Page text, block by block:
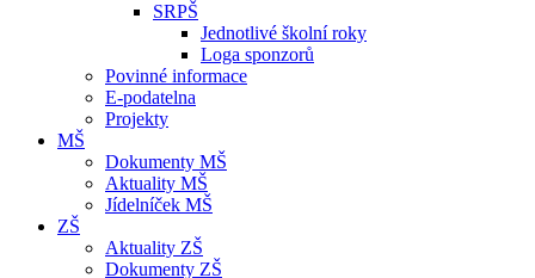
SRPŠ
Jednotlivé školní roky
Loga sponzorů
Povinné informace
E-podatelna
Projekty
MŠ
Dokumenty MŠ
Aktuality MŠ
Jídelníček MŠ
ZŠ
Aktuality ZŠ
Dokumenty ZŠ